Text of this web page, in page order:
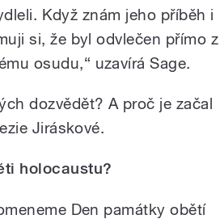
Když znám jeho příběh i
si, že byl odvlečen přímo z
osudu,“ uzavírá Sage.
dozvědět? A proč je začal
Jiráskové.
holocaustu?
Den památky obětí